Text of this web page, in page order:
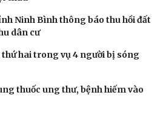
Ninh Bình thông báo thu hồi đất
dân cư
thứ hai trong vụ 4 người bị sóng
thuốc ung thư, bệnh hiếm vào